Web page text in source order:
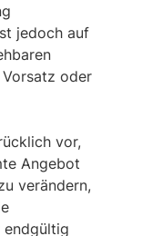
jedoch auf
oder
vor,
Angebot
verändern,